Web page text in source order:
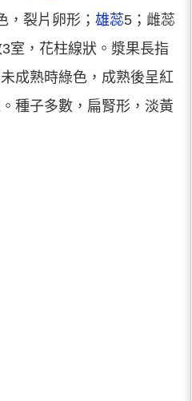
，裂片卵形； 雄蕊5；雌蕊
室，花柱線狀。漿果長指
成熟時綠色，成熟後呈紅
種子多數，扁腎形，淡黃